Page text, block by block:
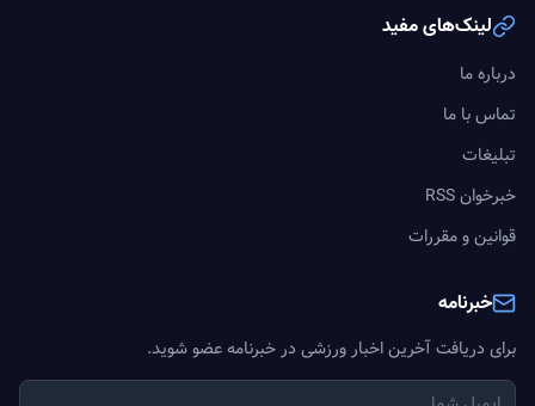
لینک‌های مفید
درباره ما
تماس با ما
تبلیغات
خبرخوان RSS
قوانین و مقررات
خبرنامه
برای دریافت آخرین اخبار ورزشی در خبرنامه عضو شوید.